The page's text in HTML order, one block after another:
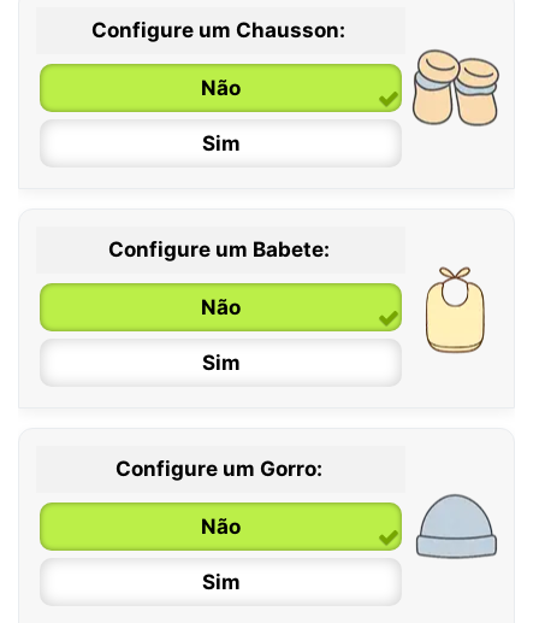
0 / 6 meses
6 / 12 meses
12 / 18 meses
Configure um Chausson:
Não
Sim
Configure um Babete:
Não
Sim
Configure um Gorro:
Não
Sim